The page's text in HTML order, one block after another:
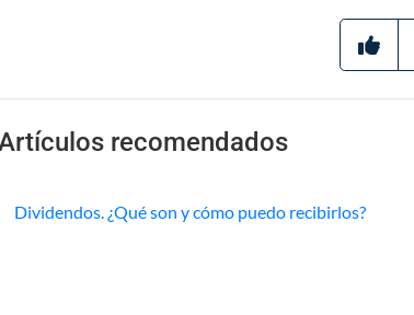
recomendados
Dividendos. ¿Qué son y cómo puedo recibirlos?